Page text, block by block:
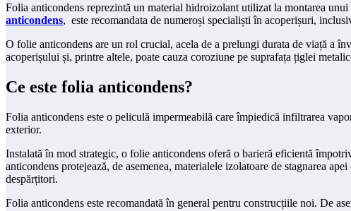
Folia anticondens reprezintă un material hidroizolant utilizat la montarea
anticondens, este recomandata de numeroși specialiști în acoperișuri,
O folie anticondens are un rol crucial, acela de a prelungi durata de viață a
acoperișului și, printre altele, poate cauza coroziune pe suprafața țiglei
Ce este folia anticondens?
Folia anticondens este o peliculă impermeabilă care împiedică infiltrarea
exterior.
Instalată în mod strategic, o folie anticondens oferă o barieră eficientă
anticondens protejează, de asemenea, materialele izolatoare de stagnarea
despărțitori.
Folia anticondens este recomandată în general pentru construcțiile noi. De